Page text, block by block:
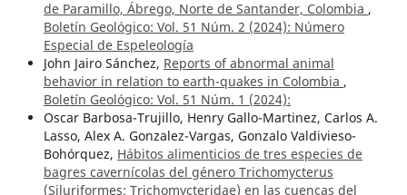
de Paramillo, Ábrego, Norte de Santander, Colombia ,
Boletín Geológico: Vol. 51 Núm. 2 (2024): Número
Especial de Espeleología
John Jairo Sánchez, Reports of abnormal animal
behavior in relation to earth-quakes in Colombia ,
Boletín Geológico: Vol. 51 Núm. 1 (2024):
Oscar Barbosa-Trujillo, Henry Gallo-Martinez, Carlos A.
Lasso, Alex A. Gonzalez-Vargas, Gonzalo Valdivieso-
Bohórquez, Hábitos alimenticios de tres especies de
bagres cavernícolas del género Trichomycterus
(Siluriformes; Trichomycteridae) en las cuencas del